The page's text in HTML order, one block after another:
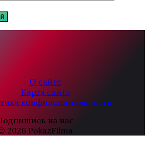
О сайте
Карта сайта
конфиденциальности
на нас
2026 PokazFilma